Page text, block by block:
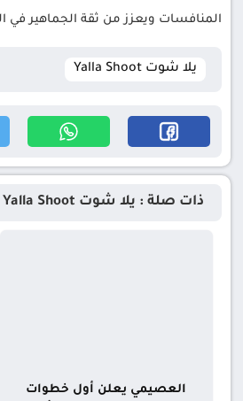
المنافسات ويعزز من ثقة الجماهير في
يلا شوت Yalla Shoot
ذات صلة : يلا شوت Yalla Shoot
العصيمي يعلن أول خطوات